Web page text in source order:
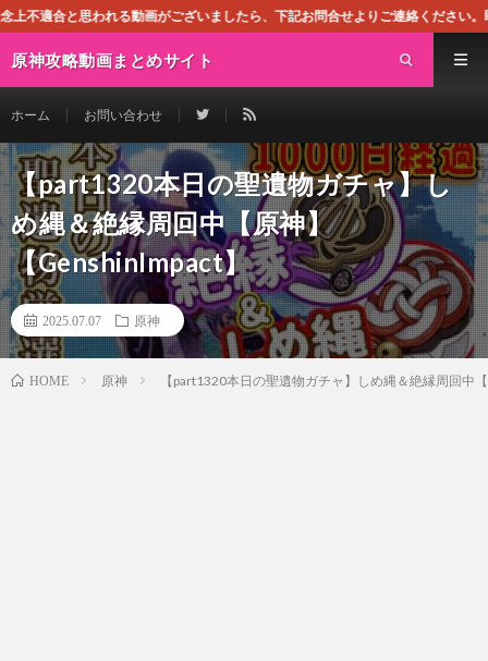
画がございましたら、下記お問合せよりご連絡ください。即刻対処させて頂
原神攻略動画まとめサイト
ホーム お問い合わせ
【part1320本日の聖遺物ガチャ】し
め縄＆絶縁周回中【原神】
【GenshinImpact】
2025.07.07 原神
HOME 原神 【part1320本日の聖遺物ガチャ】しめ縄＆絶縁周回中